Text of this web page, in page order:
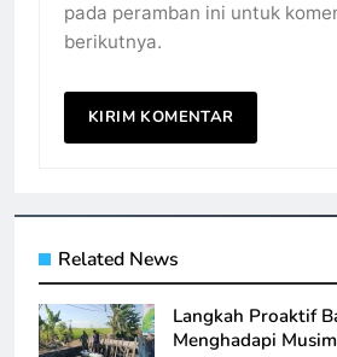
pada peramban ini untuk
berikutnya.
Related News
Langkah Proaktif
Menghadapi